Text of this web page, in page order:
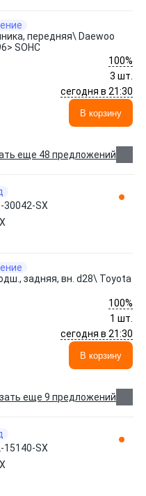
передняя\ Daewoo
SOHC
100%
3 шт.
сегодня в 21:30
В корзину
еще 48 предложений
30042-SX
задняя, вн. d28\ Toyota
100%
1 шт.
сегодня в 21:30
В корзину
еще 9 предложений
15140-SX